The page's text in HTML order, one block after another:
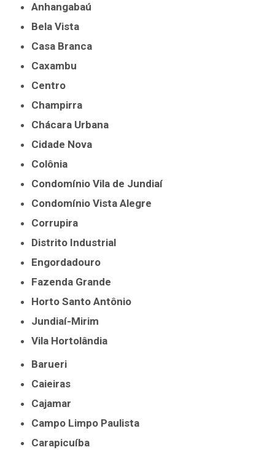
Anhangabaú
Bela Vista
Casa Branca
Caxambu
Centro
Champirra
Chácara Urbana
Cidade Nova
Colônia
Condomínio Vila de Jundiaí
Condomínio Vista Alegre
Corrupira
Distrito Industrial
Engordadouro
Fazenda Grande
Horto Santo Antônio
Jundiaí-Mirim
Vila Hortolândia
Barueri
Caieiras
Cajamar
Campo Limpo Paulista
Carapicuíba